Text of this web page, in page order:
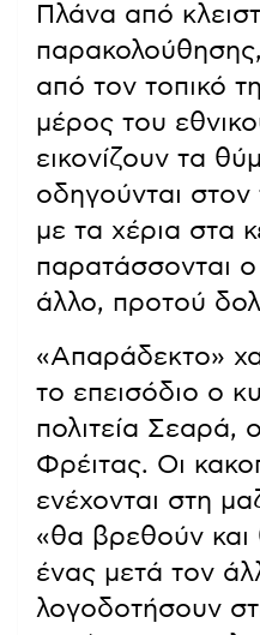
Πλάνα από
από τον τοπικό
μέρος του
εικονίζουν τα
οδηγούνται
με τα χέρια στα
παρατάσσονται
άλλο, προτού
«Απαράδεκτο»
το επεισόδιο ο
πολιτεία Σεαρά,
Φρέιτας. Οι
ενέχονται στη
«θα βρεθούν
ένας μετά τον
λογοδοτήσουν